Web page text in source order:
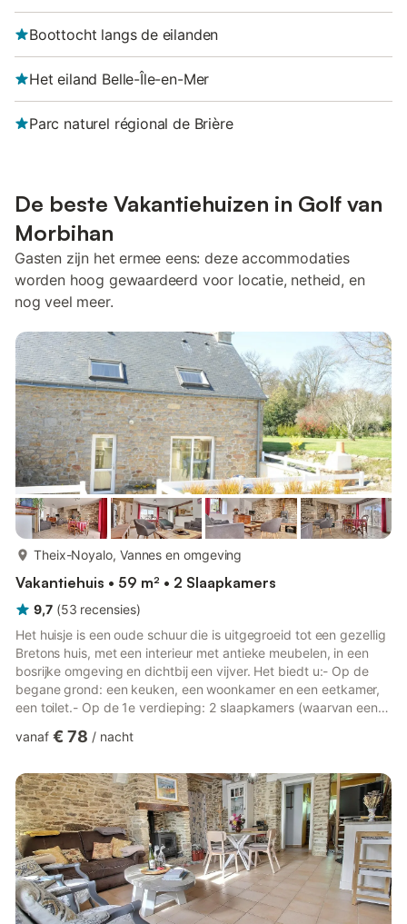
Boottocht langs de eilanden
Het eiland Belle-Île-en-Mer
Parc naturel régional de Brière
De beste Vakantiehuizen in Golf van
Morbihan
Gasten zijn het ermee eens: deze accommodaties
worden hoog gewaardeerd voor locatie, netheid, en
nog veel meer.
Theix-Noyalo, Vannes en omgeving
Vakantiehuis • 59 m² • 2 Slaapkamers
9,7 (53 recensies)
Het huisje is een oude schuur die is uitgegroeid tot een gezellig
Bretons huis, met een interieur met antieke meubelen, in een
bosrijke omgeving en dichtbij een vijver. Het biedt u:- Op de
begane grond: een keuken, een woonkamer en een eetkamer,
een toilet.- Op de 1e verdieping: 2 slaapkamers (waarvan een
en een tweede met 2 eenpersoonsbedden), een badkamer.
Gemeenschappelijke tuin (900 m²) met schommels, jeu de
boules, zandbak. Mogelijkheid tot vissen 2 fietsen beschikbaar.
Aangrenz...
vanaf € 78 / nacht